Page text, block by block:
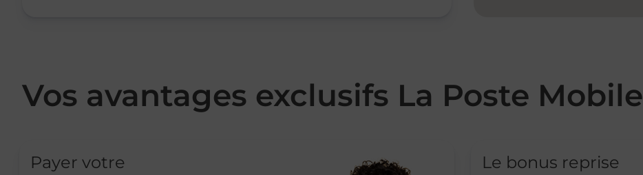
Vos avantages exclusifs La Poste Mobile
Payer votre
Le bonus reprise